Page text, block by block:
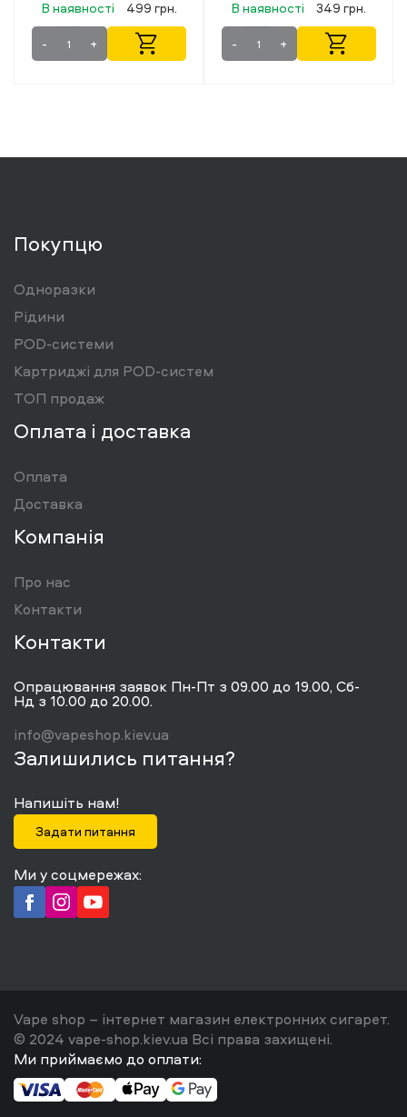
В наявності
349 грн.
- +
В наявності
219 грн.
- +
Покупцю
Одноразки
Рідини
POD-системи
Картриджі для POD-систем
ТОП продаж
Оплата і доставка
Оплата
Доставка
Компанія
Про нас
Контакти
Контакти
Опрацювання заявок Пн-Пт з 09.00 до 19.00, Сб-
Нд з 10.00 до 20.00.
info@vapeshop.kiev.ua
Залишились питання?
Напишіть нам!
Задати питання
Ми у соцмережах:
Vape shop – інтернет магазин електронних сигарет.
© 2024 vape-shop.kiev.ua Всі права захищені.
Ми приймаємо до оплати: